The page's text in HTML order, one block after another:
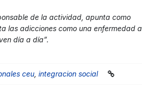
de la actividad, apunta como
las adicciones como una enfermedad a
día a día”.
ceu integracion social